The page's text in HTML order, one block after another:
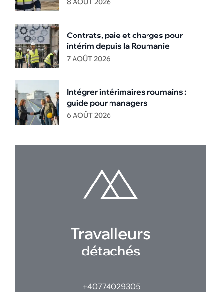
8 AOÛT 2026
Contrats, paie et charges pour
intérim depuis la Roumanie
7 AOÛT 2026
Intégrer intérimaires roumains :
guide pour managers
6 AOÛT 2026
Travalleurs
détachés
+40774029305